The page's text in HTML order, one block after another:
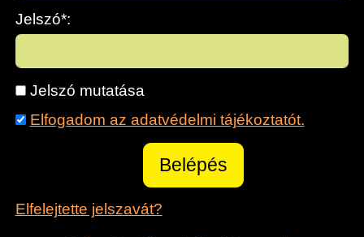
Jelszó*:
Jelszó mutatása
Elfogadom az adatvédelmi tájékoztatót.
Elfelejtette jelszavát?